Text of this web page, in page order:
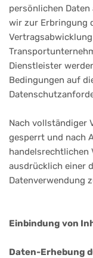
persönlichen
wir zur Erbringung
Dienstleister
Bedingungen auf
Nach vollständiger
gesperrt und nach
ausdrücklich einer
Datenverwendung
Einbindung von
Daten-Erhebung